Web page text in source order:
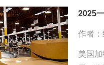
作者
美国